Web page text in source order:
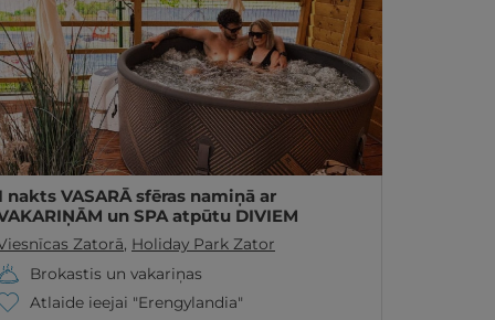
nakts VASARĀ sfēras namiņā ar
un SPA atpūtu DIVIEM
Zatorā, Holiday Park Zator
Brokastis un vakariņas
Atlaide ieejai "Erengylandia"